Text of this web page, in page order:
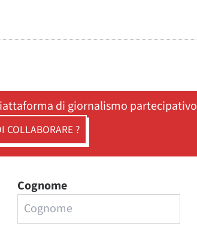
di giornalismo partecipativo
COLLABORARE ?
Cognome